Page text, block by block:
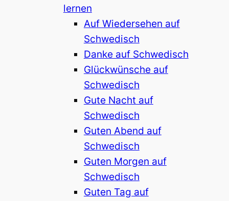
lernen
Auf Wiedersehen auf
Schwedisch
Danke auf Schwedisch
Glückwünsche auf
Schwedisch
Gute Nacht auf
Schwedisch
Guten Abend auf
Schwedisch
Guten Morgen auf
Schwedisch
Guten Tag auf